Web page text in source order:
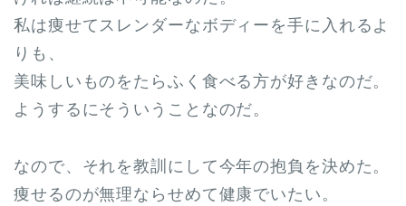
私は痩せてスレンダーなボディーを手に入れるよ
りも、
美味しいものをたらふく食べる方が好きなのだ。
ようするにそういうことなのだ。
なので、それを教訓にして今年の抱負を決めた。
痩せるのが無理ならせめて健康でいたい。